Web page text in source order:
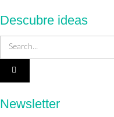
Descubre ideas
Newsletter